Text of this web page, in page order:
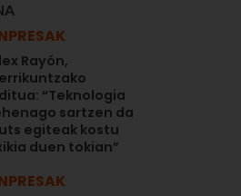
Rayón,
“Teknologia
sartzen da
egiteak kostu
duen tokian”